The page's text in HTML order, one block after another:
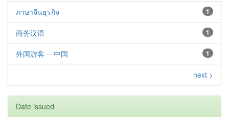
1
ภาษาจีนธุรกิจ
1
商务汉语
1
外国游客 -- 中国
next >
Date issued